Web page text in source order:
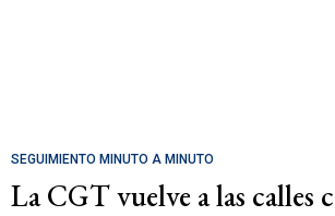
SEGUIMIENTO MINUTO A MINUTO
La CGT vuelve a las calles